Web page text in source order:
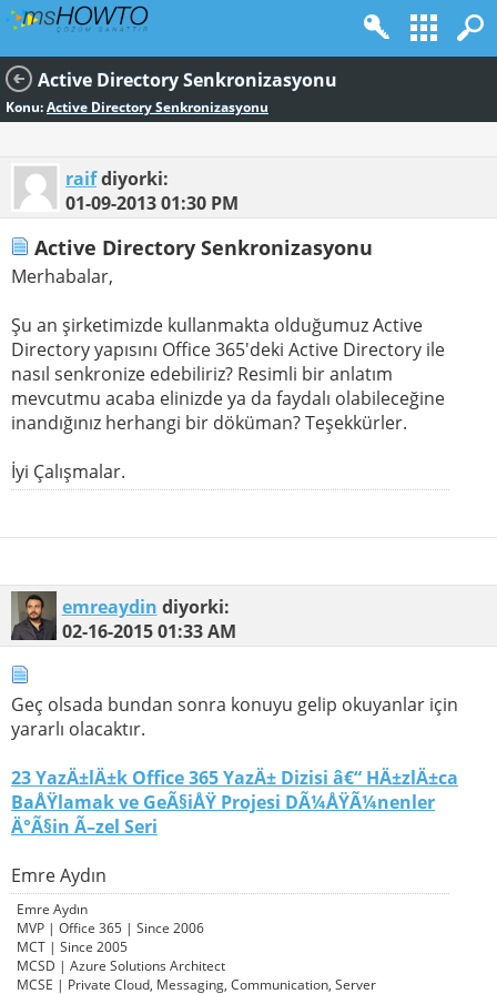
Active Directory Senkronizasyonu
Konu:Active Directory Senkronizasyonu
raifdiyorki:
01-09-201301:30 PM
Active Directory Senkronizasyonu
Merhabalar,
Şu an şirketimizde kullanmakta olduğumuz Active
Directory yapısını Office 365'deki Active Directory ile
nasıl senkronize edebiliriz? Resimli bir anlatım
mevcutmu acaba elinizde ya da faydalı olabileceğine
inandığınız herhangi bir döküman? Teşekkürler.
İyi Çalışmalar.
emreaydin diyorki:
02-16-201501:33 AM
Geç olsada bundan sonra konuyu gelip okuyanlar için
yararlı olacaktır.
23 YazÄ±lÄ±k Office 365 YazÄ± Dizisi â€“ HÄ±zlÄ±ca
BaÅŸlamak ve GeÃ§iÅŸ Projesi DÃ¼ÅŸÃ¼nenler
Ä°Ã§in Ã–zel Seri
Emre Aydın
Emre Aydın
MVP | Office 365 | Since 2006
MCT | Since 2005
MCSD | Azure Solutions Architect
MCSE | Private Cloud, Messaging, Communication, Server